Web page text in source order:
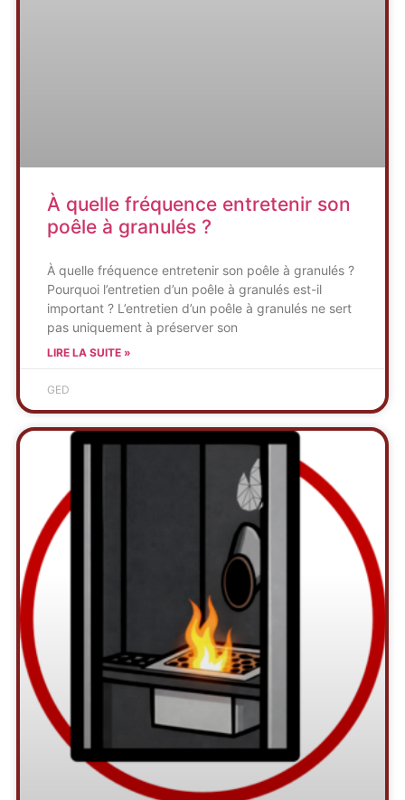
À quelle fréquence entretenir son
poêle à granulés ?
À quelle fréquence entretenir son poêle à granulés ?
Pourquoi l’entretien d’un poêle à granulés est-il
important ? L’entretien d’un poêle à granulés ne sert
pas uniquement à préserver son
LIRE LA SUITE »
GED